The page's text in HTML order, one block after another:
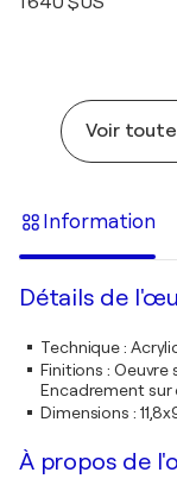
Voir
Information
Détails de
Technique:
Finitions : Oeuvre
Encadrement sur
Dimensions :
À propos de